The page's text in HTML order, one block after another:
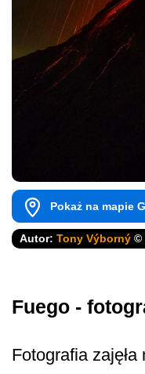
Pokaż na mapie
Autor: Tony Výborný ©
Fuego -
Fotografia